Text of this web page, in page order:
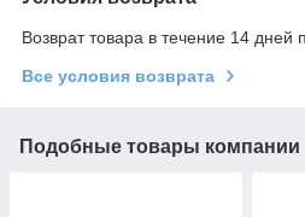
Возврат товара в течение 14 дней
Все условия возврата
Подобные товары компании